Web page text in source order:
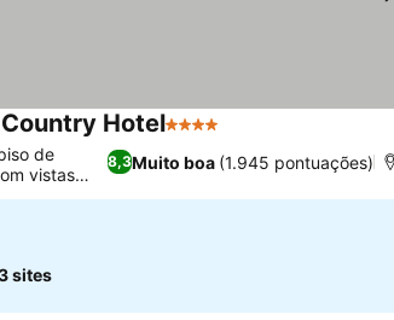
Hotel4 Estrelas
8,3Muito boa (1.945 pontuações)
de
vistas
sites